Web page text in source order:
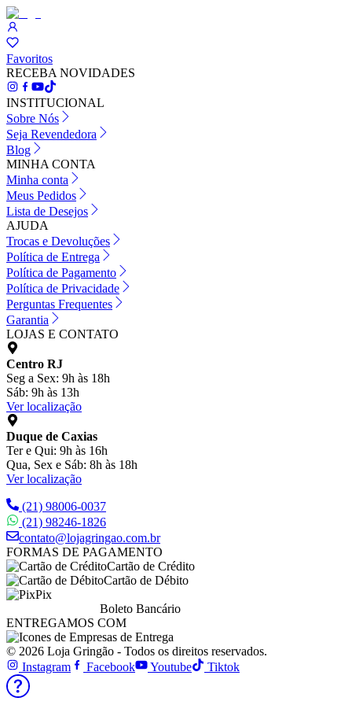
Favoritos
RECEBA NOVIDADES
INSTITUCIONAL
Sobre Nós
Seja Revendedora
Blog
MINHA CONTA
Minha conta
Meus Pedidos
Lista de Desejos
AJUDA
Trocas e Devoluções
Política de Entrega
Política de Pagamento
Política de Privacidade
Perguntas Frequentes
Garantia
LOJAS E CONTATO
Centro RJ
Seg a Sex: 9h às 18h
Sáb: 9h às 13h
Ver localização
Duque de Caxias
Ter e Qui: 9h às 16h
Qua, Sex e Sáb: 8h às 18h
Ver localização
(21) 98006-0037
(21) 98246-1826
contato@lojagringao.com.br
FORMAS DE PAGAMENTO
Cartão de Crédito
Cartão de Débito
Pix
Boleto Bancário
ENTREGAMOS COM
© 2026 Loja Gringão - Todos os direitos reservados.
Instagram
Facebook Youtube Tiktok